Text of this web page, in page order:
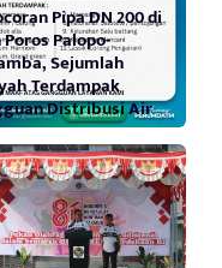
Pipa DN 200 di
Poros Palopo-
Sejumlah
Terdampak
Distribusi Air